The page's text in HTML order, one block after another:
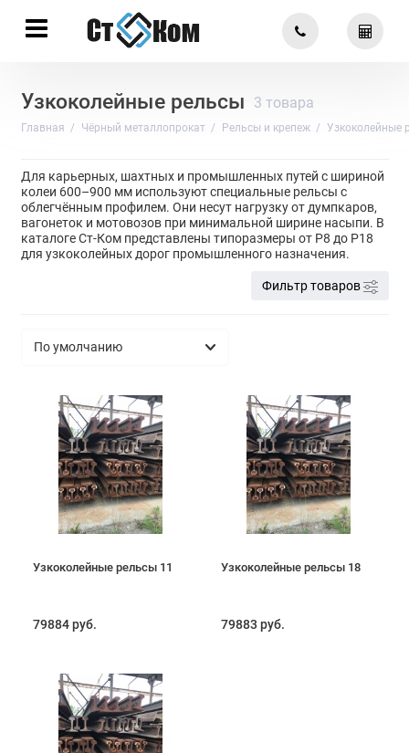
Узкоколейные рельсы 3 товара
Главная Чёрный металлопрокат Рельсы и крепеж Узкоколейные
Для карьерных, шахтных и промышленных путей с шириной
колеи 600–900 мм используют специальные рельсы с
облегчённым профилем. Они несут нагрузку от думпкаров,
вагонеток и мотовозов при минимальной ширине насыпи. В
каталоге Ст-Ком представлены типоразмеры от Р8 до Р18
для узкоколейных дорог промышленного назначения.
Фильтр товаров
Узкоколейные рельсы 11
79884 руб.
Узкоколейные рельсы 18
79883 руб.